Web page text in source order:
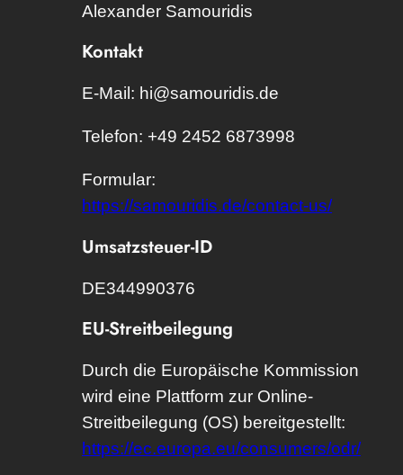
Alexander Samouridis
Kontakt
E-Mail: hi@samouridis.de
Telefon: +49 2452 6873998
Formular:
https://samouridis.de/contact-us/
Umsatzsteuer-ID
DE344990376
EU-Streitbeilegung
Durch die Europäische Kommission
wird eine Plattform zur Online-
Streitbeilegung (OS) bereitgestellt:
https://ec.europa.eu/consumers/odr/